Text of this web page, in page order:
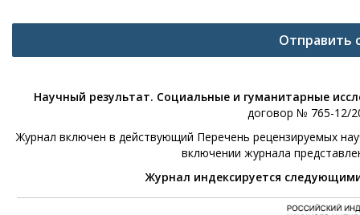
Отправить
Научный результат. Социальные и гуманитарные
договор № 765-12/
Журнал включен в действующий Перечень рецензируемых
включении журнала
Журнал индексируется